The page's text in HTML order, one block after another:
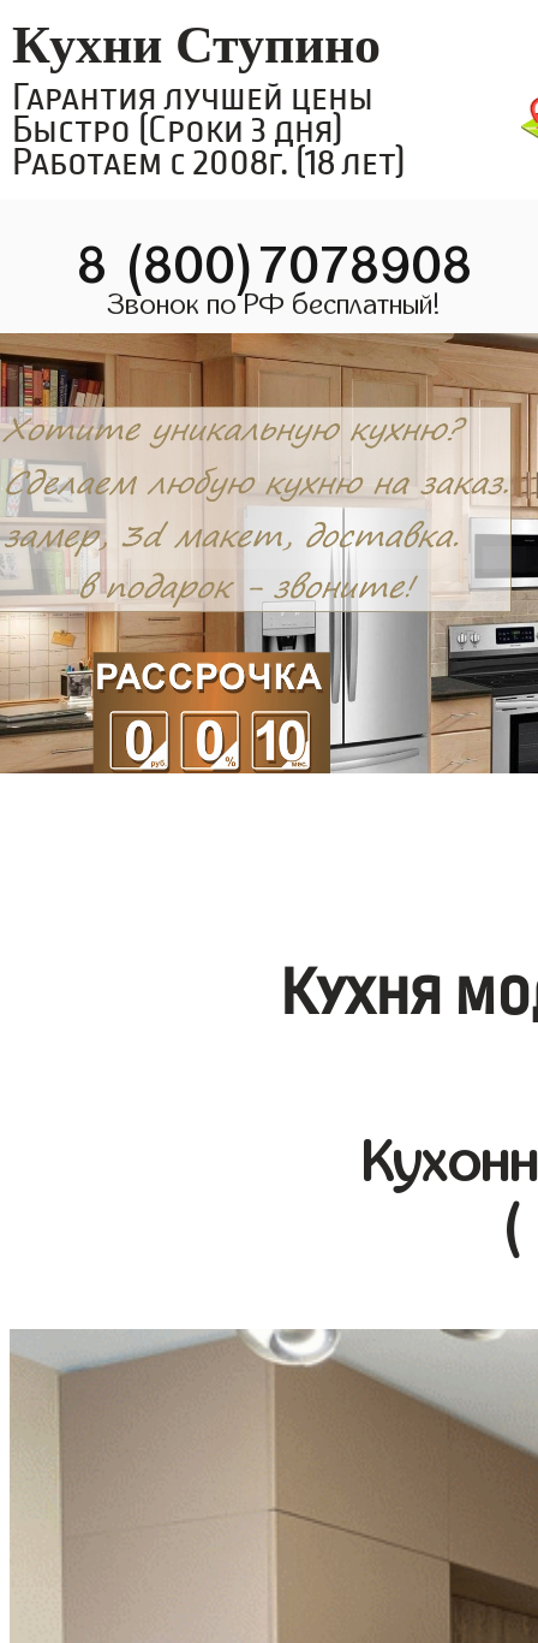
Кухни Ступино
Гарантия лучшей цены
Быстро (Сроки 3 дня)
Работаем с 2008г. (18 лет)
8 (800)7078908
Звонок по РФ бесплатный!
Кухня
(